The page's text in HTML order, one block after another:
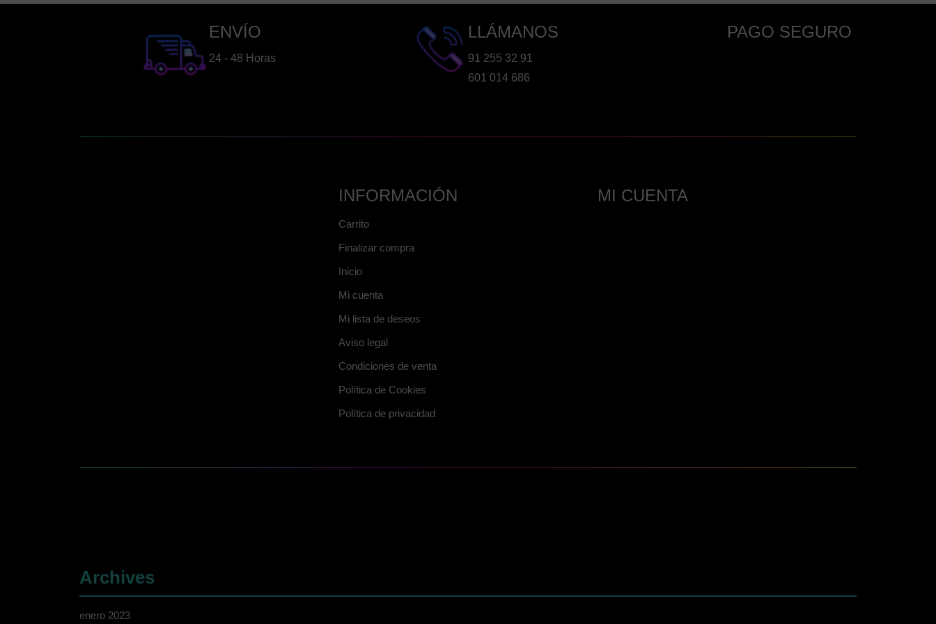
ENVÍO
24 - 48 Horas
LLÁMANOS
91 255 32 91
601 014 686
PAGO SEGURO
INFORMACIÓN
Carrito
Finalizar compra
Inicio
Mi cuenta
Mi lista de deseos
Aviso legal
Condiciones de venta
Política de Cookies
Política de privacidad
MI CUENTA
Archives
enero 2023